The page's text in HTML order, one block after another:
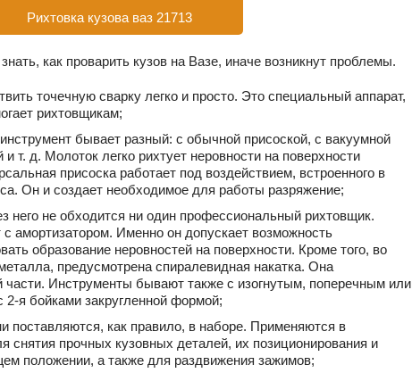
Рихтовка кузова ваз 21713
как проварить кузов на Вазе, иначе возникнут проблемы.
точечную сварку легко и просто. Это специальный аппарат,
рихтовщикам;
бывает разный: с обычной присоской, с вакуумной
и т. д. Молоток легко рихтует неровности на поверхности
присоска работает под воздействием, встроенного в
Он и создает необходимое для работы разряжение;
него не обходится ни один профессиональный рихтовщик.
амортизатором. Именно он допускает возможность
образование неровностей на поверхности. Кроме того, во
предусмотрена спиралевидная накатка. Она
части. Инструменты бывают также с изогнутым, поперечным или
я бойками закругленной формой;
поставляются, как правило, в наборе. Применяются в
снятия прочных кузовных деталей, их позиционирования и
положении, а также для раздвижения зажимов;